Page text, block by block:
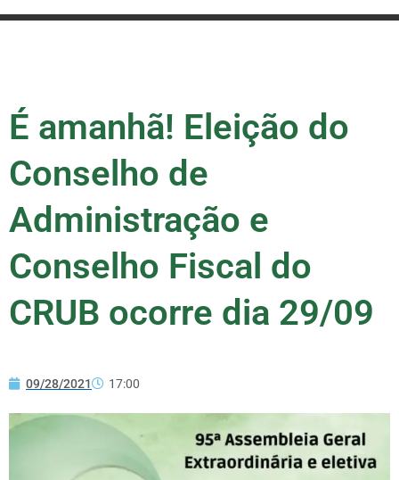
É amanhã! Eleição do
Conselho de
Administração e
Conselho Fiscal do
CRUB ocorre dia 29/09
09/28/2021 17:00